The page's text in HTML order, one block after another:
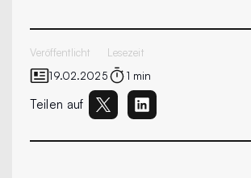
Veröffentlicht
19.02.2025
Lesezeit
1 min
Teilen auf